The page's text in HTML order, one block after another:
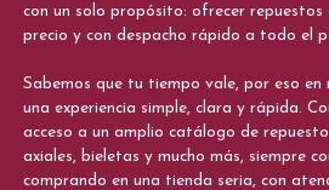
con un solo propósito: ofrecer repuestos
precio y con despacho rápido a todo el
Sabemos que tu tiempo vale, por eso en
una experiencia simple, clara y rápida.
acceso a un amplio catálogo de
axiales, bieletas y mucho más, siempre
comprando en una tienda seria, con